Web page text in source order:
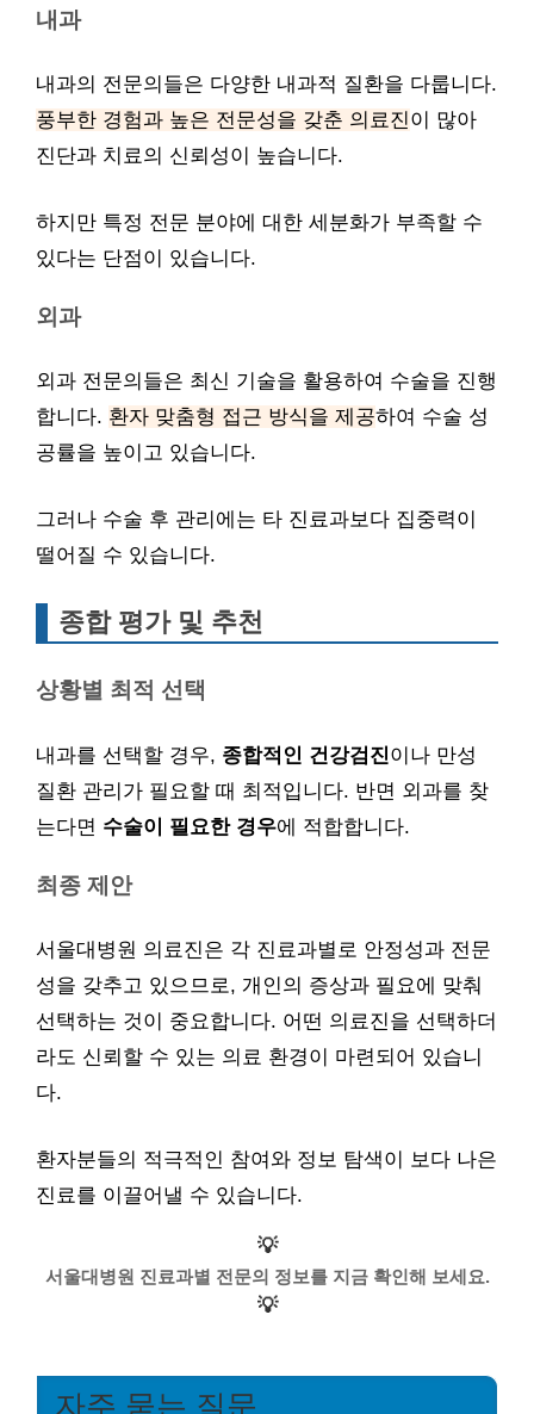
내과
내과의 전문의들은 다양한 내과적 질환을 다룹니다.
풍부한 경험과 높은 전문성을 갖춘 의료진이 많아
진단과 치료의 신뢰성이 높습니다.
하지만 특정 전문 분야에 대한 세분화가 부족할 수
있다는 단점이 있습니다.
외과
외과 전문의들은 최신 기술을 활용하여 수술을 진행
합니다. 환자 맞춤형 접근 방식을 제공하여 수술 성
공률을 높이고 있습니다.
그러나 수술 후 관리에는 타 진료과보다 집중력이
떨어질 수 있습니다.
종합 평가 및 추천
상황별 최적 선택
내과를 선택할 경우, 종합적인 건강검진이나 만성
질환 관리가 필요할 때 최적입니다. 반면 외과를 찾
는다면 수술이 필요한 경우에 적합합니다.
최종 제안
서울대병원 의료진은 각 진료과별로 안정성과 전문
성을 갖추고 있으므로, 개인의 증상과 필요에 맞춰
선택하는 것이 중요합니다. 어떤 의료진을 선택하더
라도 신뢰할 수 있는 의료 환경이 마련되어 있습니
다.
환자분들의 적극적인 참여와 정보 탐색이 보다 나은
진료를 이끌어낼 수 있습니다.
💡
서울대병원 진료과별 전문의 정보를 지금 확인해 보세요.
💡
자주 묻는 질문